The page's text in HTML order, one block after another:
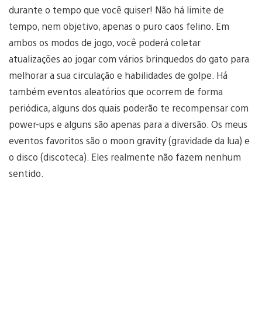
durante o tempo que você quiser! Não há limite de
tempo, nem objetivo, apenas o puro caos felino. Em
ambos os modos de jogo, você poderá coletar
atualizações ao jogar com vários brinquedos do gato para
melhorar a sua circulação e habilidades de golpe. Há
também eventos aleatórios que ocorrem de forma
periódica, alguns dos quais poderão te recompensar com
power-ups e alguns são apenas para a diversão. Os meus
eventos favoritos são o moon gravity (gravidade da lua) e
o disco (discoteca). Eles realmente não fazem nenhum
sentido.